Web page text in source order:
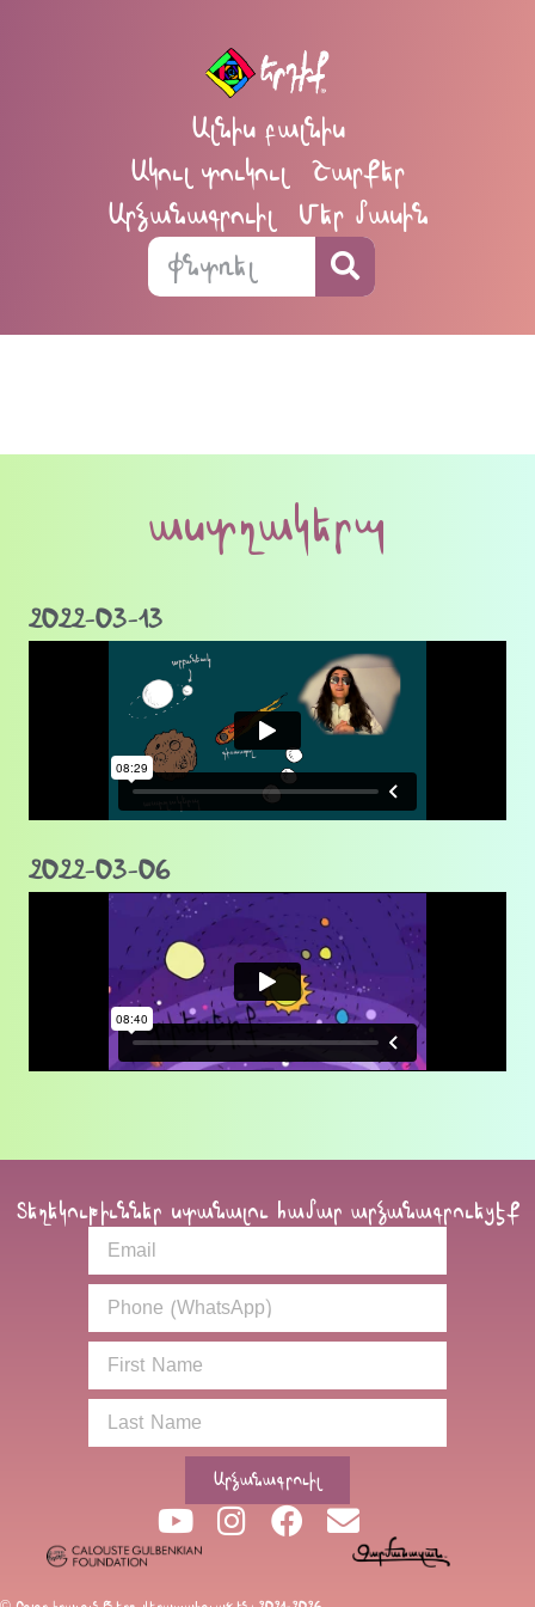
Ալնիս բալնիս
Ակուլ տուկուլ
Շարքեր
Արձանագրուիլ
Մեր մասին
աստղակերպ
2022-03-13
2022-03-06
Տեղեկութիւններ ստանալու համար արձանագրուեցէք
Արձանագրուիլ